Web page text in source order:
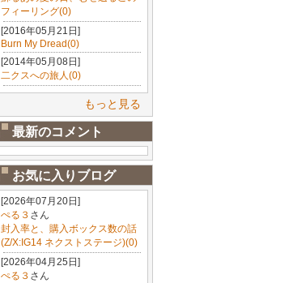
フィーリング(0)
[2016年05月21日]
Burn My Dread(0)
[2014年05月08日]
二クスへの旅人(0)
もっと見る
最新のコメント
お気に入りブログ
[2026年07月20日]
ぺる３ さん
封入率と、購入ボックス数の話
(Z/X:IG14 ネクストステージ)(0)
[2026年04月25日]
ぺる３ さん